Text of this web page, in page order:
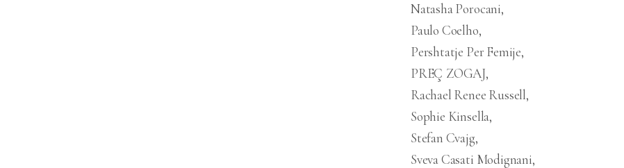
Natasha Porocani
Paulo Coelho
Pershtatje Per Femije
PREÇ ZOGAJ
Rachael Renee Russell
Sophie Kinsella
Stefan Cvajg
Sveva Casati Modignani